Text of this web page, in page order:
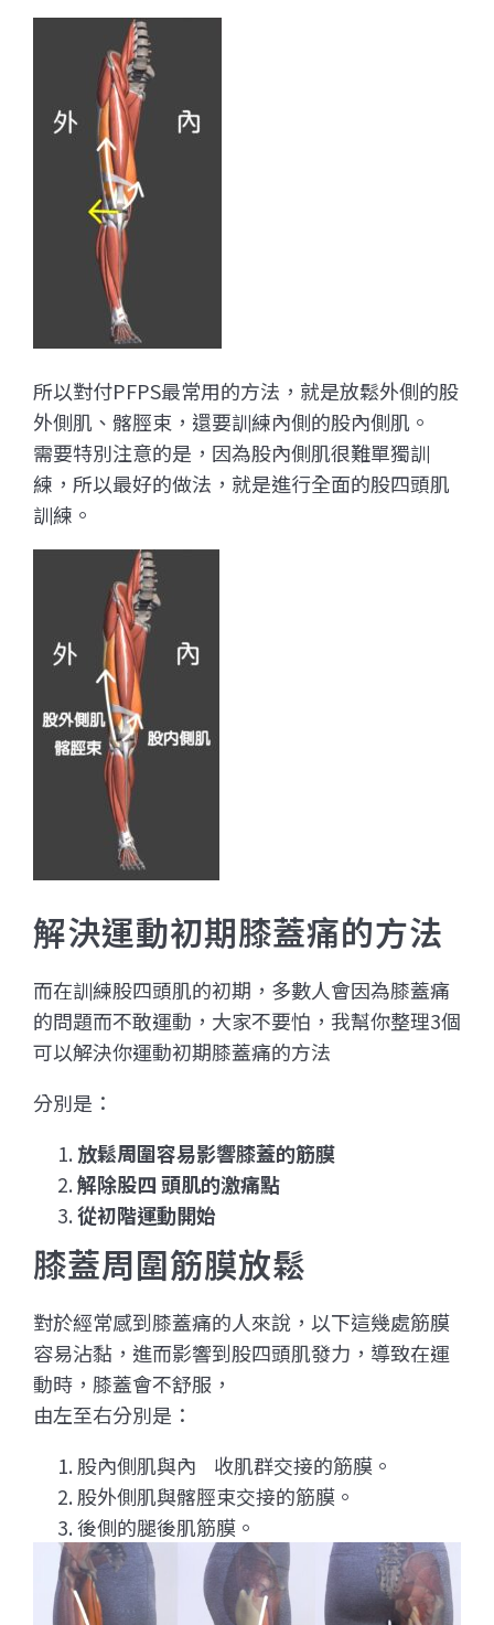
所以對付PFPS最常用的方法，就是放鬆外側的股
外側肌、髂脛束，還要訓練內側的股內側肌。
需要特別注意的是，因為股內側肌很難單獨訓
練，所以最好的做法，就是進行全面的股四頭肌
訓練。
解決運動初期膝蓋痛的方法
而在訓練股四頭肌的初期，多數人會因為膝蓋痛
的問題而不敢運動，大家不要怕，我幫你整理3個
可以解決你運動初期膝蓋痛的方法
分別是：
放鬆周圍容易影響膝蓋的筋膜
解除股四 頭肌的激痛點
從初階運動開始
膝蓋周圍筋膜放鬆
對於經常感到膝蓋痛的人來說，以下這幾處筋膜
容易沾黏，進而影響到股四頭肌發力，導致在運
動時，膝蓋會不舒服，
由左至右分別是：
股內側肌與內 收肌群交接的筋膜。
股外側肌與髂脛束交接的筋膜。
後側的腿後肌筋膜。